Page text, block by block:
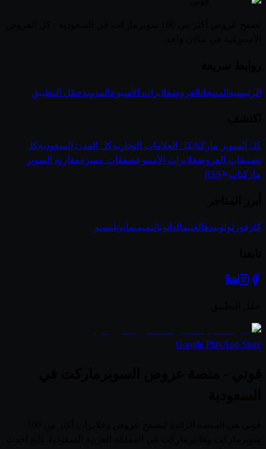
الرئيسية المنتجاتالعروضفلايرات الأسبوعالمدونةحمّل التطبيق
كل السوبر ماركتاتكل العلامات التجاريةكل المدن السعوديةكل
تصنيفات العروضفلايرات الأسبوعصفقات مميزةمقارنة السوبر
ماركتات
RSS
كارفور لولوبندهالعثيمالدانوبالتميميمانويلنستو
Google PlayApp Store